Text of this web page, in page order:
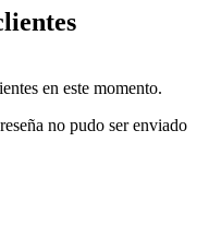
en este momento.
no pudo ser enviado